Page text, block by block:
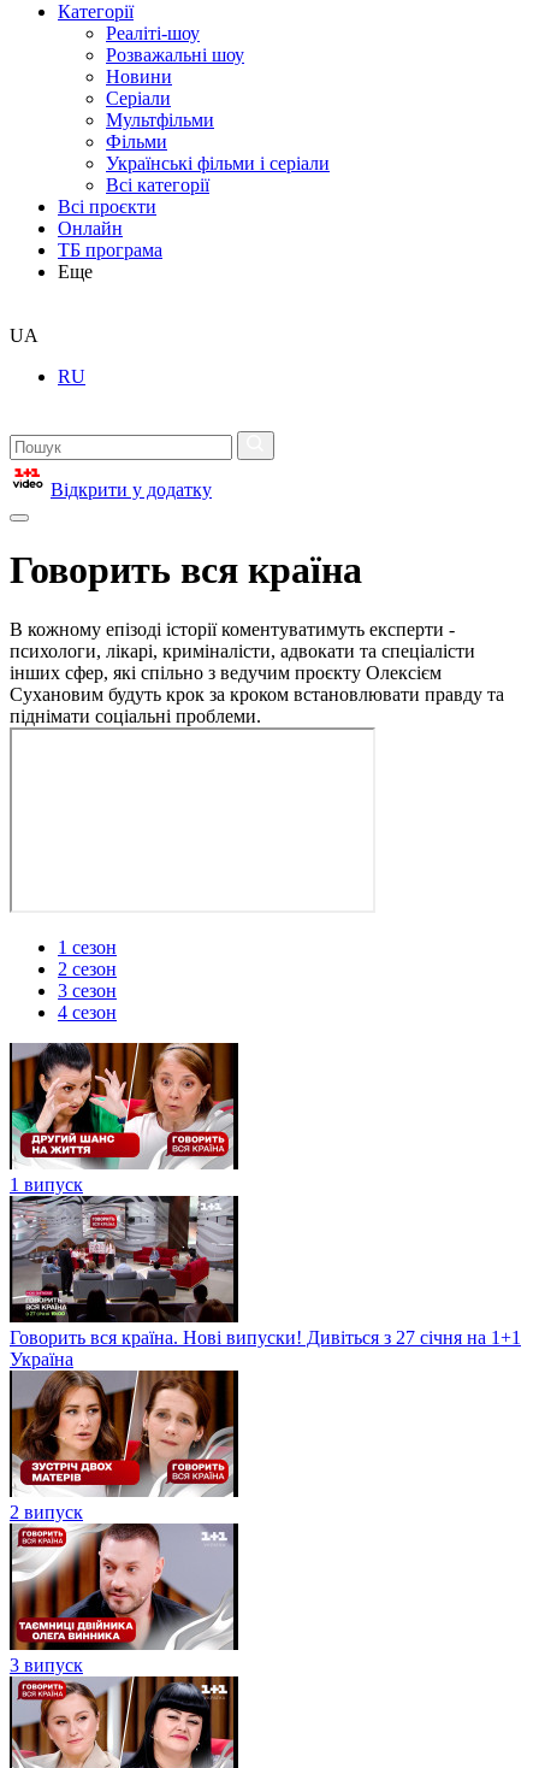
Категорії
Реаліті-шоу
Розважальні шоу
Новини
Серіали
Мультфільми
Фільми
Українські фільми і серіали
Всі категорії
Всі проєкти
Онлайн
ТБ програма
Еще
UA
RU
Відкрити у додатку
Говорить вся країна
В кожному епізоді історії коментуватимуть експерти -
психологи, лікарі, криміналісти, адвокати та спеціалісти
інших сфер, які спільно з ведучим проєкту Олексієм
Сухановим будуть крок за кроком встановлювати правду та
піднімати соціальні проблеми.
1 сезон
2 сезон
3 сезон
4 сезон
1 випуск
Говорить вся країна. Нові випуски! Дивіться з 27 січня на 1+1
Україна
2 випуск
3 випуск